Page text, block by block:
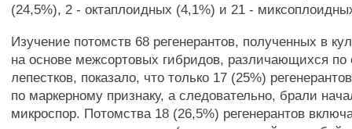
(24,5%), 2 - октаплоидных (4,1%) и 21 -
Изучение потомств 68 регенерантов, полученных в
на основе межсортовых гибридов, различающихся по
лепестков, показало, что только 17 (25%)
по маркерному признаку, а следовательно, брали
микроспор. Потомства 18 (26,5%) регенерантов